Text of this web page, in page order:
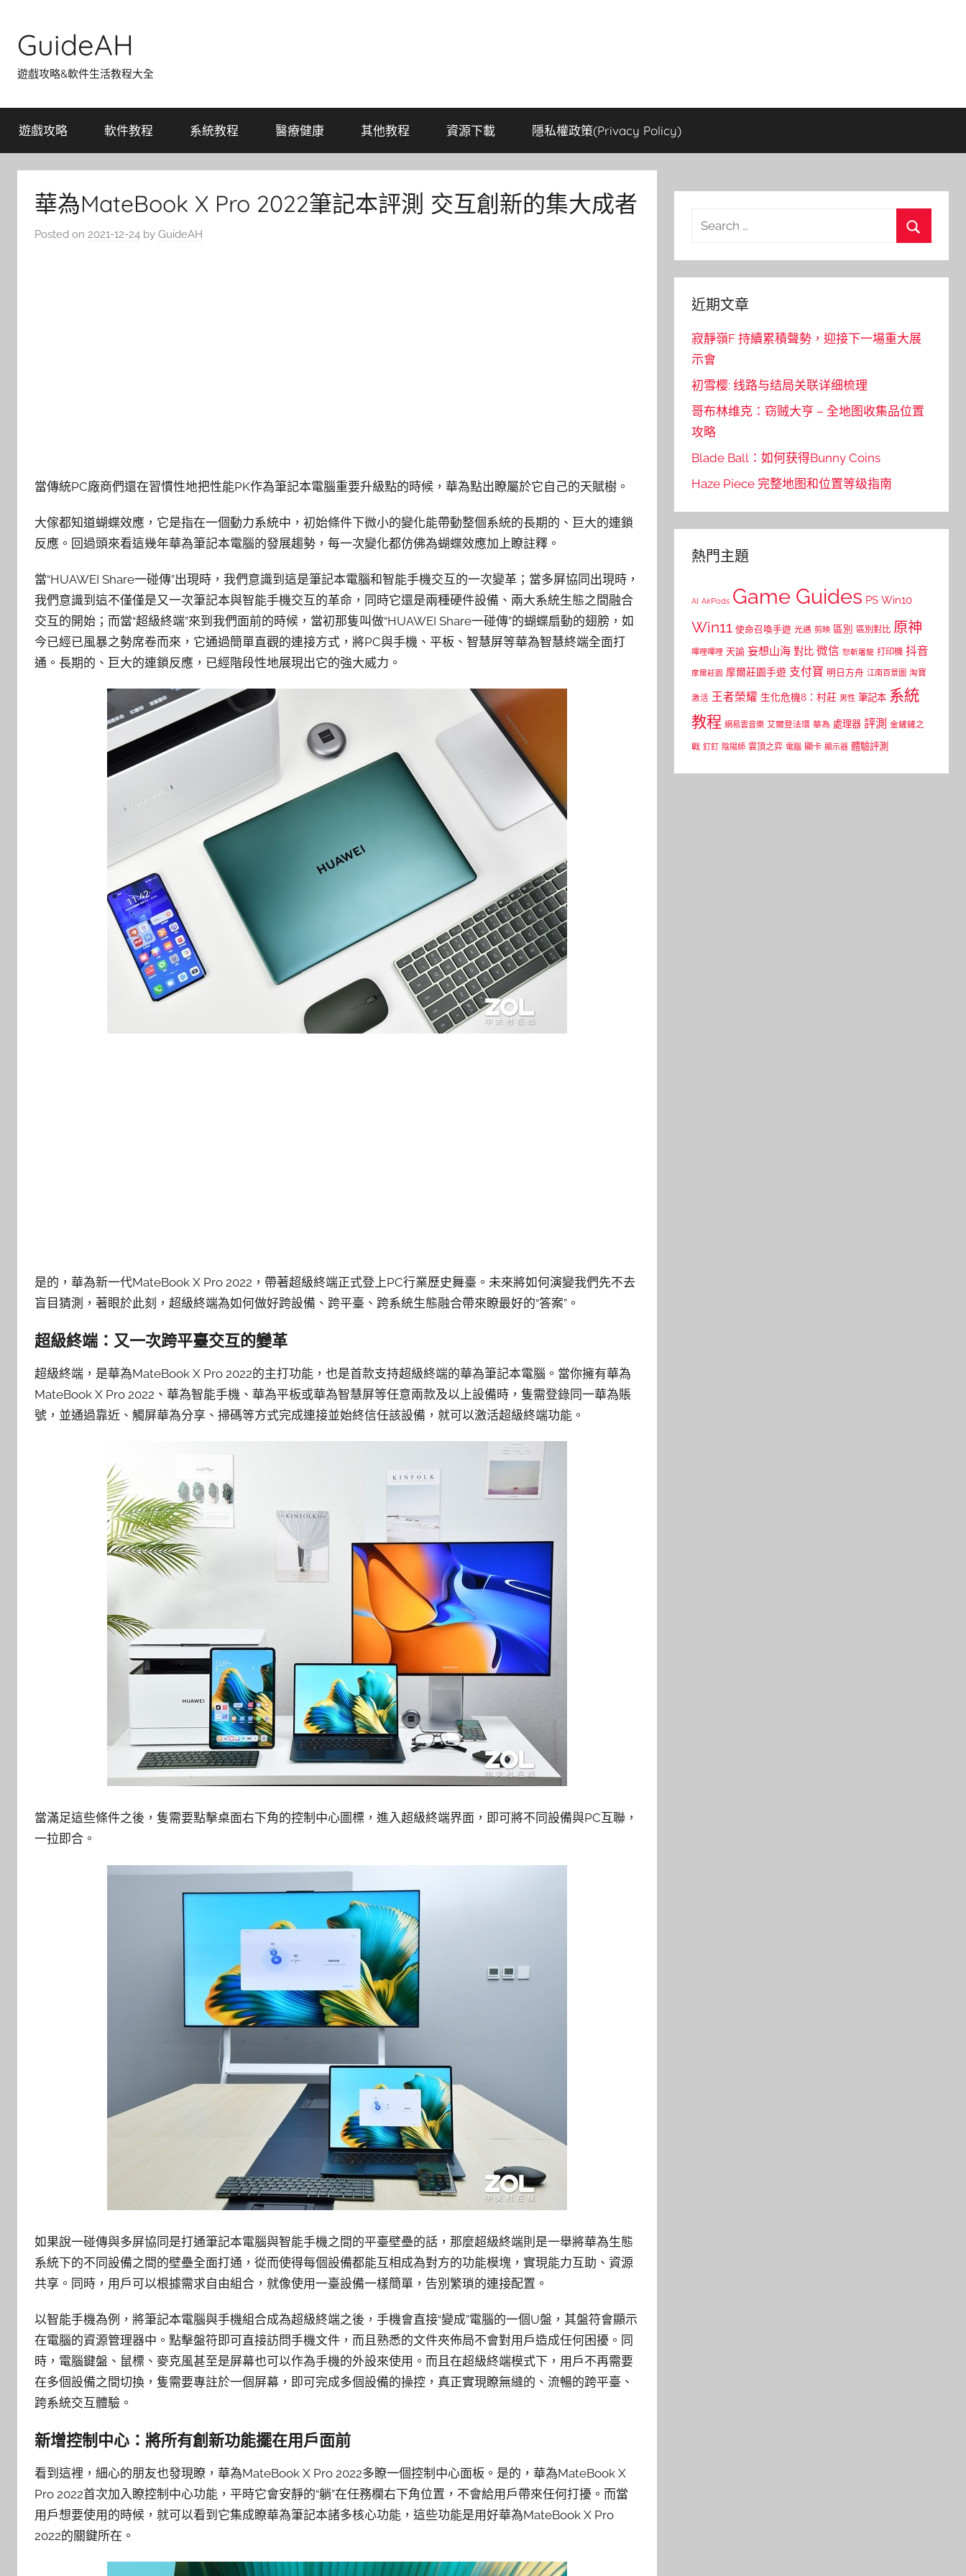
content
GuideAH
遊戲攻略&軟件生活教程大全
遊戲攻略 軟件教程 系統教程 醫療健康 其他教程 資源下載 隱私權政策(Privacy Policy)
華為MateBook X Pro 2022筆記本評測 交互創新的集大成者
Posted on 2021-12-24 by GuideAH
當傳統PC廠商們還在習慣性地把性能PK作為筆記本電腦重要升級點的時候，華為點出瞭屬於它自己的天賦樹。
大傢都知道蝴蝶效應，它是指在一個動力系統中，初始條件下微小的變化能帶動整個系統的長期的、巨大的連鎖
反應。回過頭來看這幾年華為筆記本電腦的發展趨勢，每一次變化都仿佛為蝴蝶效應加上瞭註釋。
當“HUAWEI Share一碰傳”出現時，我們意識到這是筆記本電腦和智能手機交互的一次變革；當多屏協同出現時，
我們意識到這不僅僅是又一次筆記本與智能手機交互的革命，同時它還是兩種硬件設備、兩大系統生態之間融合
交互的開始；而當“超級終端”來到我們面前的時候，當初那隻叫做“HUAWEI Share一碰傳”的蝴蝶扇動的翅膀，如
今已經已風暴之勢席卷而來，它通過簡單直觀的連接方式，將PC與手機、平板、智慧屏等華為智慧終端全面打
通。長期的、巨大的連鎖反應，已經階段性地展現出它的強大威力。
是的，華為新一代MateBook X Pro 2022，帶著超級終端正式登上PC行業歷史舞臺。未來將如何演變我們先不去
盲目猜測，著眼於此刻，超級終端為如何做好跨設備、跨平臺、跨系統生態融合帶來瞭最好的“答案”。
超級終端：又一次跨平臺交互的變革
超級終端，是華為MateBook X Pro 2022的主打功能，也是首款支持超級終端的華為筆記本電腦。當你擁有華為
MateBook X Pro 2022、華為智能手機、華為平板或華為智慧屏等任意兩款及以上設備時，隻需登錄同一華為賬
號，並通過靠近、觸屏華為分享、掃碼等方式完成連接並始終信任該設備，就可以激活超級終端功能。
當滿足這些條件之後，隻需要點擊桌面右下角的控制中心圖標，進入超級終端界面，即可將不同設備與PC互聯，
一拉即合。
如果說一碰傳與多屏協同是打通筆記本電腦與智能手機之間的平臺壁壘的話，那麼超級終端則是一舉將華為生態
系統下的不同設備之間的壁壘全面打通，從而使得每個設備都能互相成為對方的功能模塊，實現能力互助、資源
共享。同時，用戶可以根據需求自由組合，就像使用一臺設備一樣簡單，告別繁瑣的連接配置。
以智能手機為例，將筆記本電腦與手機組合成為超級終端之後，手機會直接“變成”電腦的一個U盤，其盤符會顯示
在電腦的資源管理器中。點擊盤符即可直接訪問手機文件，而且熟悉的文件夾佈局不會對用戶造成任何困擾。同
時，電腦鍵盤、鼠標、麥克風甚至是屏幕也可以作為手機的外設來使用。而且在超級終端模式下，用戶不再需要
在多個設備之間切換，隻需要專註於一個屏幕，即可完成多個設備的操控，真正實現瞭無縫的、流暢的跨平臺、
跨系統交互體驗。
新增控制中心：將所有創新功能擺在用戶面前
看到這裡，細心的朋友也發現瞭，華為MateBook X Pro 2022多瞭一個控制中心面板。是的，華為MateBook X
Pro 2022首次加入瞭控制中心功能，平時它會安靜的“躺”在任務欄右下角位置，不會給用戶帶來任何打擾。而當
用戶想要使用的時候，就可以看到它集成瞭華為筆記本諸多核心功能，這些功能是用好華為MateBook X Pro
2022的關鍵所在。
Search
近期文章
寂靜嶺F 持續累積聲勢，迎接下一場重大展
示會
初雪樱: 线路与结局关联详细梳理
哥布林维克：窃贼大亨 – 全地图收集品位置
攻略
Blade Ball：如何获得Bunny Coins
Haze Piece 完整地图和位置等级指南
熱門主題
AI AirPods Game Guides PS Win10
Win11 使命召喚手遊 光遇 剪映 區別 區別對比 原神
嗶哩嗶哩 天諭 妄想山海 對比 微信 怒斬屠龍 打印機 抖音
摩爾莊園 摩爾莊園手遊 支付寶 明日方舟 江南百景圖 淘寶
激活 王者榮耀 生化危機8：村莊 男性 筆記本 系統
教程 網易雲音樂 艾爾登法環 華為 處理器 評測 金鏟鏟之
戰 釘釘 陰陽師 雲頂之弈 電腦 顯卡 顯示器 體驗評測